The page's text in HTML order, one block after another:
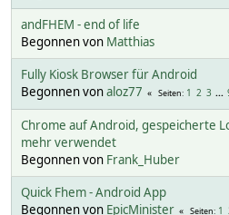
andFHEM - end of life
Begonnen von Matthias
Fully Kiosk Browser für Android
Begonnen vonaloz77 Seiten 1 2 3 ...
Chrome auf Android, gespeicherte
mehr verwendet
Begonnen von Frank_Huber
Quick Fhem - Android App
Begonnen von EpicMinister Seiten 1